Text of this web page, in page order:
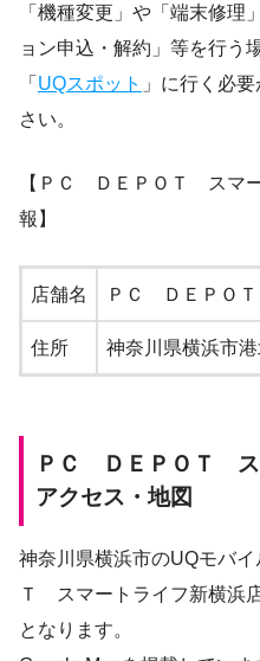
「機種変更」や「端末修理
ョン申込・解約」等を行う
「 UQスポット 」に行く必
さい。
【ＰＣ ＤＥＰＯＴ スマ
報】
店舗名 ＰＣ ＤＥＰＯ
住所 神奈川県横浜市
ＰＣ ＤＥＰＯＴ ス
アクセス・地図
神奈川県横浜市のUQモバ
Ｔ スマートライフ新横浜
となります。